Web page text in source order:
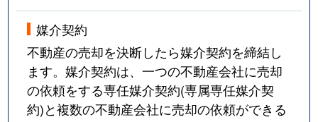
媒介契約
不動産の売却を決断したら媒介契約を締結し
ます。媒介契約は、一つの不動産会社に売却
の依頼をする専任媒介契約(専属専任媒介契
約)と複数の不動産会社に売却の依頼ができる